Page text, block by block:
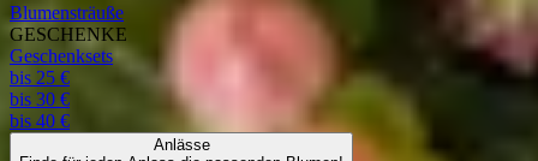
Blumensträuße
GESCHENKE
Geschenksets
bis 25 €
bis 30 €
bis 40 €
Anlässe